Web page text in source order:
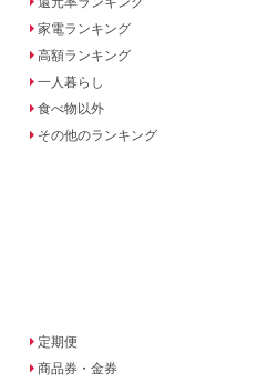
家電ランキング
高額ランキング
一人暮らし
食べ物以外
その他のランキング
定期便
商品券・金券